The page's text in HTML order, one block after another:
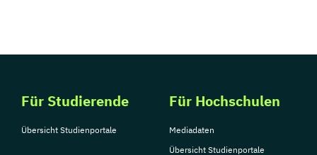
Für Studierende
Übersicht Studienportale
Für Hochschulen
Mediadaten
Übersicht Studienportale